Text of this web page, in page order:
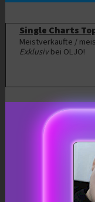
Single Charts
Meistverkaufte /
Exklusivbei OLJO!